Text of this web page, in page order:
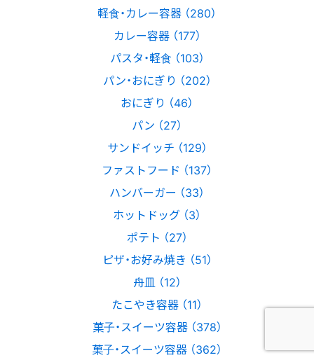
軽食・カレー容器 （280）
カレー容器 （177）
パスタ・軽食 （103）
パン・おにぎり （202）
おにぎり （46）
パン （27）
サンドイッチ （129）
ファストフード （137）
ハンバーガー （33）
ホットドッグ （3）
ポテト （27）
ピザ・お好み焼き （51）
舟皿 （12）
たこやき容器 （11）
菓子・スイーツ容器 （378）
菓子・スイーツ容器 （362）